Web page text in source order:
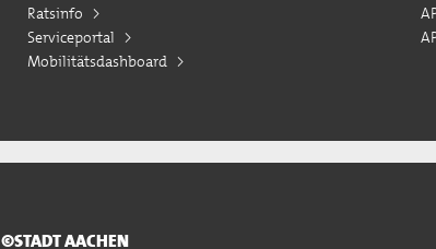
Ratsinfo
Serviceportal
Mobilitätsdashboard
©STADT AACHEN